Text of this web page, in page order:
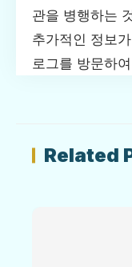
관을 병행하는
추가적인 정보
로그를 방문하
Related